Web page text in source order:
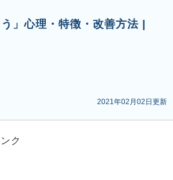
」心理・特徴・改善方法 |
2021年02月02日更新
ク